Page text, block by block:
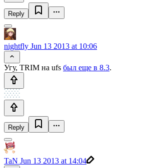
Reply
nightfly Jun 13 2013 at 10:06
Угу, TRIM на ufs был еще в 8.3.
Reply
TaN Jun 13 2013 at 14:04